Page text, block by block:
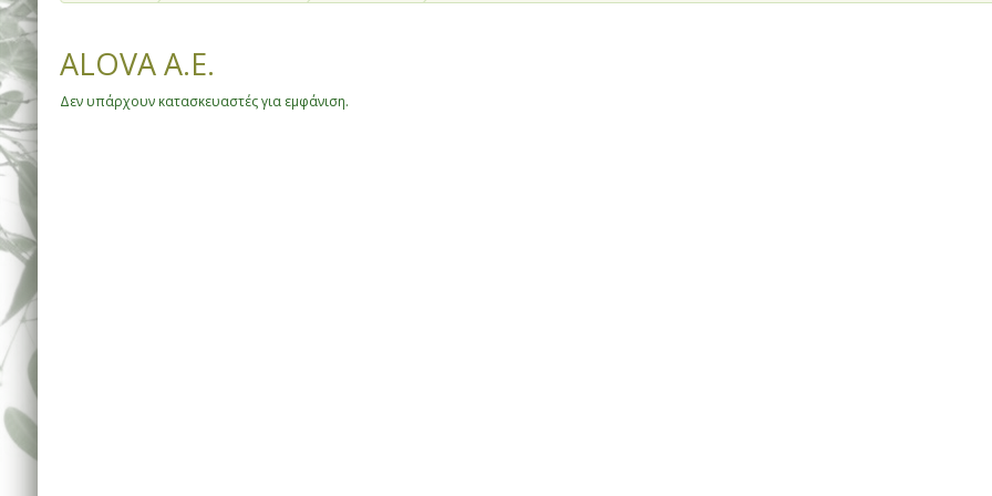
ALOVA A.E.
Δεν υπάρχουν κατασκευαστές για εμφάνιση.